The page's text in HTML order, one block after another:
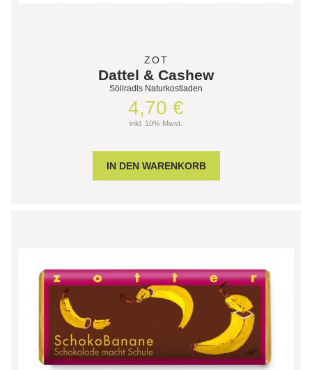
ZOT
Dattel & Cashew
Söllradls Naturkostladen
4,70 €
inkl. 10% Mwst.